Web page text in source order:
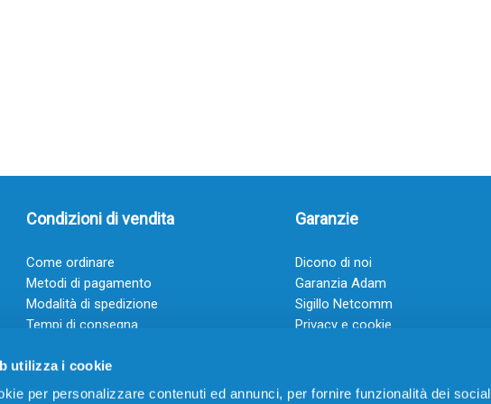
utilizza i cookie
per personalizzare contenuti ed annunci, per fornire funzionalità dei social
Condizioni di vendita
Come ordinare
Metodi di pagamento
Modalità di spedizione
Tempi di consegna
Garanzie
Dicono di noi
Garanzia Adam
Sigillo Netcomm
Privacy e cookie